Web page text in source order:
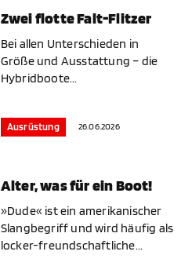
Zwei flotte Falt-Flitzer
Bei allen Unterschieden in
Größe und Ausstattung – die
Hybridboote...
Ausrüstung 26.06.2026
Alter, was für ein Boot!
»Dude« ist ein amerikanischer
Slangbegriff und wird häufig als
locker-freundschaftliche...